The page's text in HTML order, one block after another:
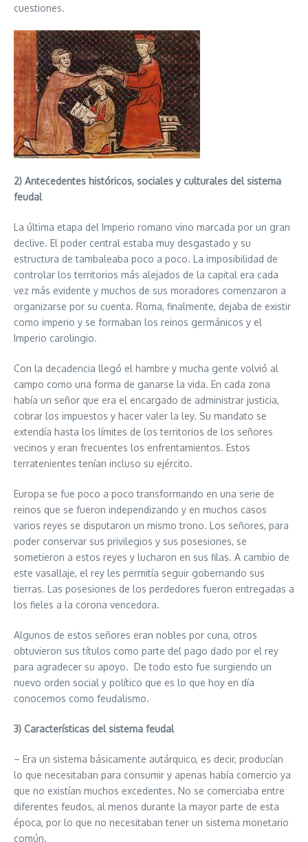
cuestiones.
2) Antecedentes históricos, sociales y culturales del sistema
feudal
La última etapa del Imperio romano vino marcada por un gran
declive. El poder central estaba muy desgastado y su
estructura de tambaleaba poco a poco. La imposibilidad de
controlar los territorios más alejados de la capital era cada
vez más evidente y muchos de sus moradores comenzaron a
organizarse por su cuenta. Roma, finalmente, dejaba de existir
como imperio y se formaban los reinos germánicos y el
Imperio carolingio.
Con la decadencia llegó el hambre y mucha gente volvió al
campo como una forma de ganarse la vida. En cada zona
había un señor que era el encargado de administrar justicia,
cobrar los impuestos y hacer valer la ley. Su mandato se
extendía hasta los límites de los territorios de los señores
vecinos y eran frecuentes los enfrentamientos. Estos
terratenientes tenían incluso su ejército.
Europa se fue poco a poco transformando en una serie de
reinos que se fueron independizando y en muchos casos
varios reyes se disputaron un mismo trono. Los señores, para
poder conservar sus privilegios y sus posesiones, se
sometieron a estos reyes y lucharon en sus filas. A cambio de
este vasallaje, el rey les permitía seguir gobernando sus
tierras. Las posesiones de los perdedores fueron entregadas a
los fieles a la corona vencedora.
Algunos de estos señores eran nobles por cuna, otros
obtuvieron sus títulos como parte del pago dado por el rey
para agradecer su apoyo. De todo esto fue surgiendo un
nuevo orden social y político que es lo que hoy en día
conocemos como feudalismo.
3) Características del sistema feudal
– Era un sistema básicamente autárquico, es decir, producían
lo que necesitaban para consumir y apenas había comercio ya
que no existían muchos excedentes. No se comerciaba entre
diferentes feudos, al menos durante la mayor parte de esta
época, por lo que no necesitaban tener un sistema monetario
común.